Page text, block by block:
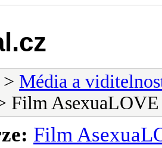
> Média a
Film AsexuaLOVE
Film